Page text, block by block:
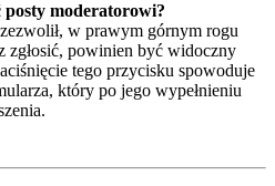
posty moderatorowi?
w prawym górnym rogu
zgłosić, powinien być widoczny
tego przycisku spowoduje
który po jego wypełnieniu